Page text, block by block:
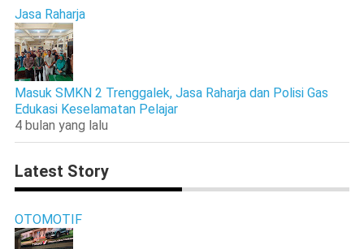
Jasa Raharja
Masuk SMKN 2 Trenggalek, Jasa Raharja dan Polisi Gas
Edukasi Keselamatan Pelajar
4 bulan yang lalu
Latest Story
OTOMOTIF